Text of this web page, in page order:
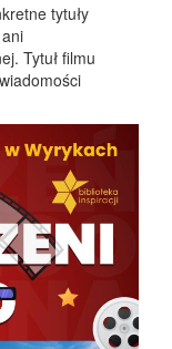
tytuły
Tytuł filmu